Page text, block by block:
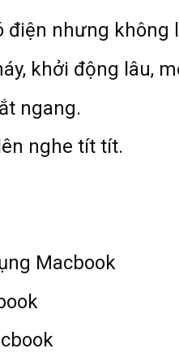
điện nhưng không
khởi động lâu,
ngang.
nghe tít tít.
Macbook